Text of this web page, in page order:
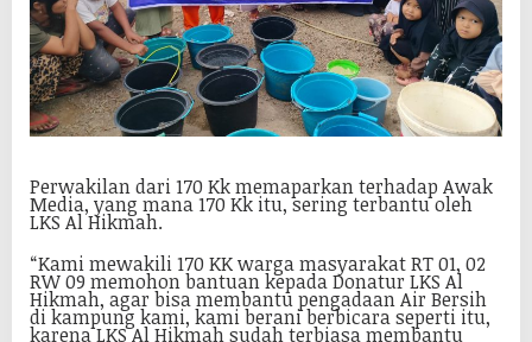
Perwakilan dari 170 Kk memaparkan terhadap Awak
Media, yang mana 170 Kk itu, sering terbantu oleh
LKS Al Hikmah.
“Kami mewakili 170 KK warga masyarakat RT 01, 02
RW 09 memohon bantuan kepada Donatur LKS Al
Hikmah, agar bisa membantu pengadaan Air Bersih
di kampung kami, kami berani berbicara seperti itu,
karena LKS Al Hikmah sudah terbiasa membantu